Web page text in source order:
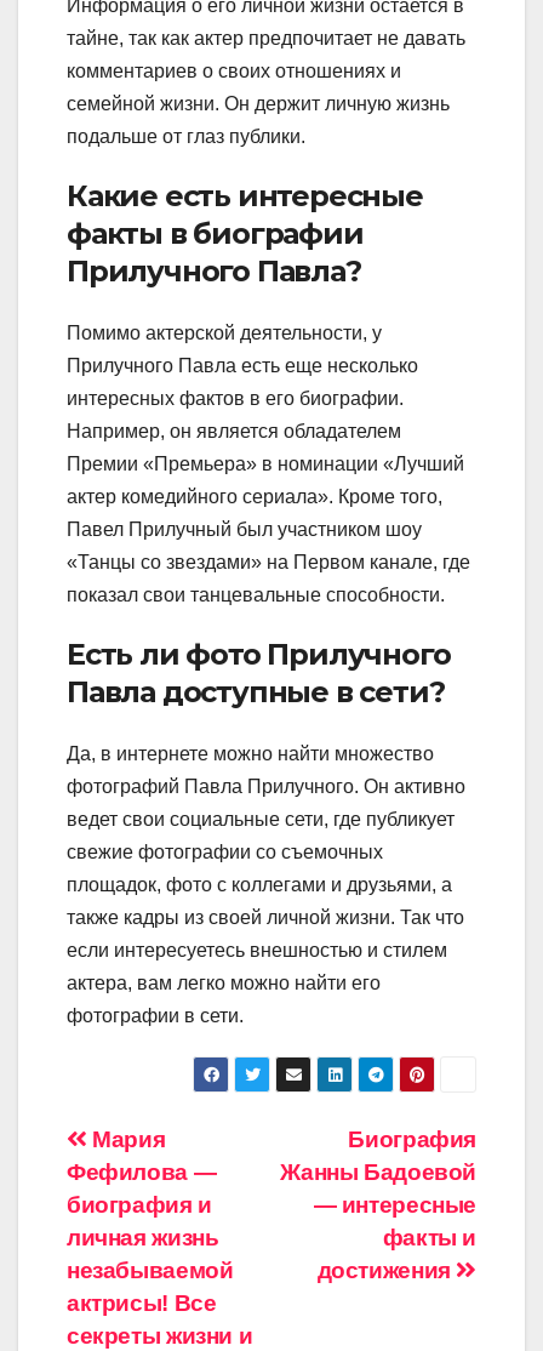
Информация о его личной жизни остается в
тайне, так как актер предпочитает не давать
комментариев о своих отношениях и
семейной жизни. Он держит личную жизнь
подальше от глаз публики.
Какие есть интересные
факты в биографии
Прилучного Павла?
Помимо актерской деятельности, у
Прилучного Павла есть еще несколько
интересных фактов в его биографии.
Например, он является обладателем
Премии «Премьера» в номинации «Лучший
актер комедийного сериала». Кроме того,
Павел Прилучный был участником шоу
«Танцы со звездами» на Первом канале, где
показал свои танцевальные способности.
Есть ли фото Прилучного
Павла доступные в сети?
Да, в интернете можно найти множество
фотографий Павла Прилучного. Он активно
ведет свои социальные сети, где публикует
свежие фотографии со съемочных
площадок, фото с коллегами и друзьями, а
также кадры из своей личной жизни. Так что
если интересуетесь внешностью и стилем
актера, вам легко можно найти его
фотографии в сети.
Навигация
по
записям
Биография
Жанны Бадоевой
— интересные
факты и
достижения
Мария
Фефилова —
биография и
личная жизнь
незабываемой
актрисы! Все
секреты жизни и